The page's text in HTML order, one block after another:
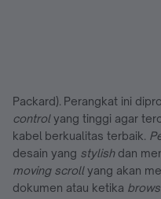
Packard). Perangkat ini
controlyang tinggi agar
kabel berkualitas terbaik.
desain yang stylishdan
moving scrollyang akan
dokumen atau ketika